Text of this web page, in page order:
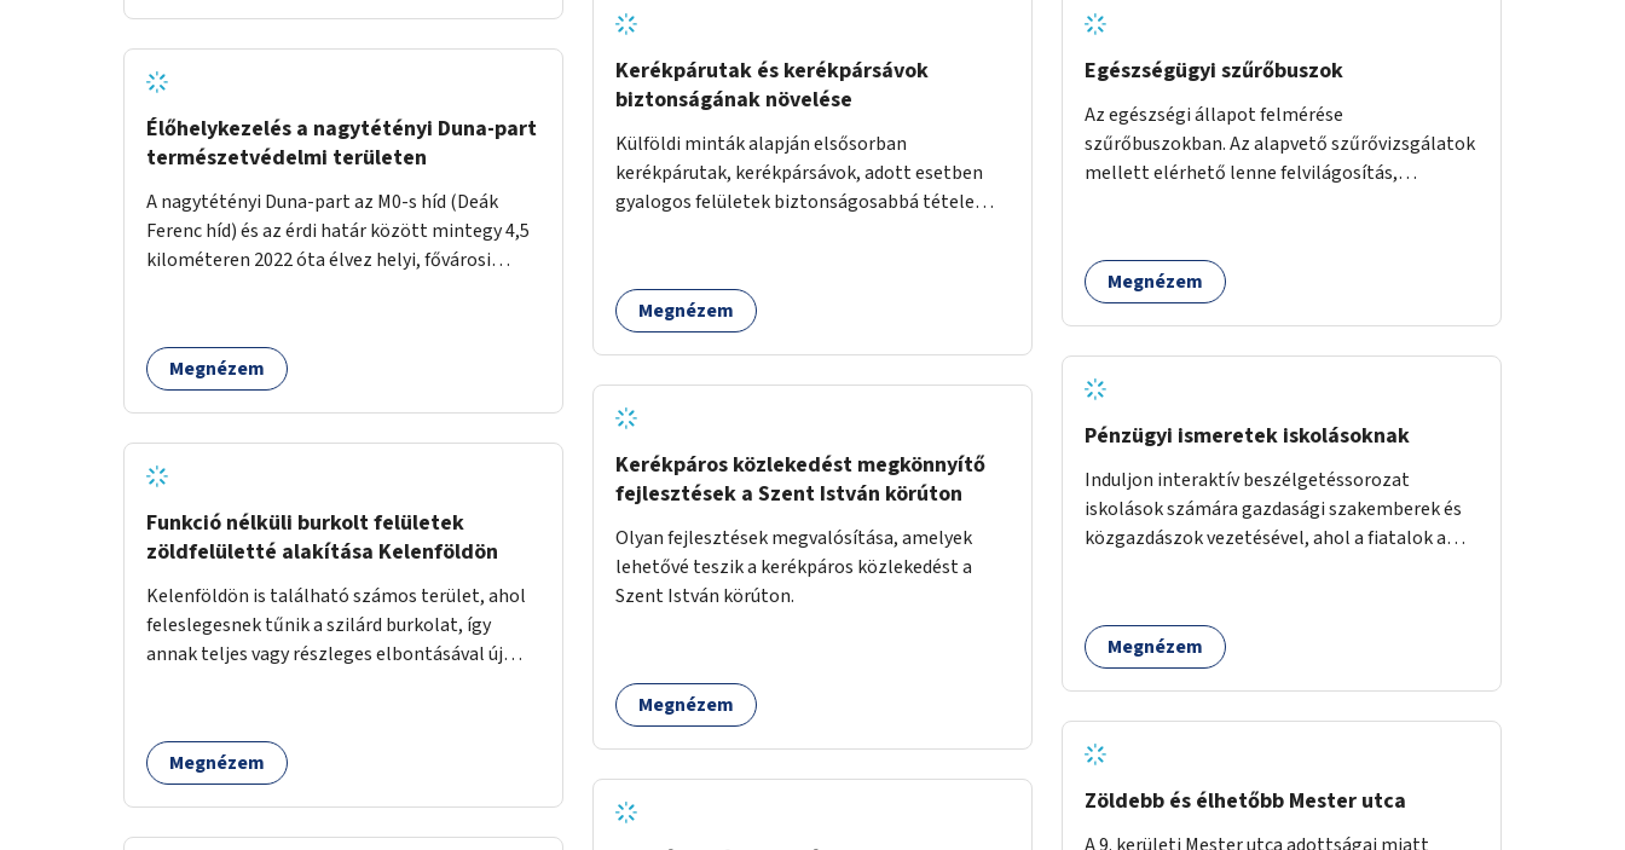
Élőhelykezelés a nagytétényi Duna-part
természetvédelmi területen
A nagytétényi Duna-part az M0-s híd (Deák
Ferenc híd) és az érdi határ között mintegy 4,5
kilométeren 2022 óta élvez helyi, fővárosi
fajok ritkítását, visszaszorítását.
Megnézem
Funkció nélküli burkolt felületek
zöldfelületté alakítása Kelenföldön
Kelenföldön is található számos terület, ahol
feleslegesnek tűnik a szilárd burkolat, így
annak teljes vagy részleges elbontásával új
közötti, vagy a Fraknó utca 22/b és a Bártfai
utca közötti aszfaltos területek.
Megnézem
Kerékpárutak és kerékpársávok
biztonságának növelése
Külföldi minták alapján elsősorban
kerékpárutak, kerékpársávok, adott esetben
gyalogos felületek biztonságosabbá tétele
látható felfestés stb.)
Megnézem
Kerékpáros közlekedést megkönnyítő
fejlesztések a Szent István körúton
Olyan fejlesztések megvalósítása, amelyek
lehetővé teszik a kerékpáros közlekedést a
Szent István körúton.
Megnézem
Egészségügyi szűrőbuszok
Az egészségi állapot felmérése
szűrőbuszokban. Az alapvető szűrővizsgálatok
mellett elérhető lenne felvilágosítás,
szenvedélybetegek támogatása.
Megnézem
Pénzügyi ismeretek iskolásoknak
Induljon interaktív beszélgetéssorozat
iskolások számára gazdasági szakemberek és
közgazdászok vezetésével, ahol a fiatalok a
többalkalmas lenne, heti rendszerességgel
tartanák iskolai csoportok számára,
szervezést az Önkormányzat koordinálná, a
tematikát a szakemberek alakítanák ki, külön
figyelmet fordítva a hátrányos helyzetű
Megnézem
Zöldebb és élhetőbb Mester utca